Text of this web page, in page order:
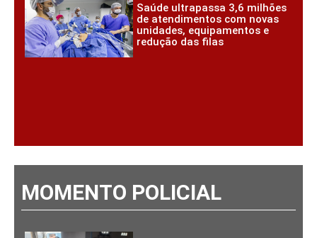
Saúde ultrapassa 3,6 milhões
de atendimentos com novas
unidades, equipamentos e
redução das filas
MOMENTO POLICIAL